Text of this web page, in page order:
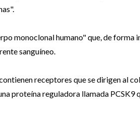
monoclonal humano" que, de forma
sanguíneo.
receptores que se dirigen al
proteína reguladora llamada PCSK9